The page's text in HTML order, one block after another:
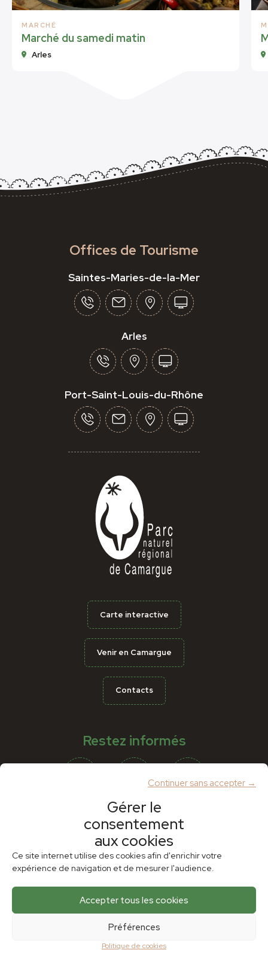
Gérer le
consentement
aux cookies
Ce site internet utilise des cookies afin d'enrichir votre
expérience de navigation et de mesurer l'audience.
Accepter tous les cookies
Continuer sans accepter →
Préférences
Politique de cookies
MARCHÉ
Marché du samedi matin
Arles
Offices de Tourisme
Saintes-Maries-de-la-Mer
Arles
Port-Saint-Louis-du-Rhône
Carte interactive
Venir en Camargue
Contacts
Restez informés
Partenaires
Mentions légales Politique de cookies (UE)